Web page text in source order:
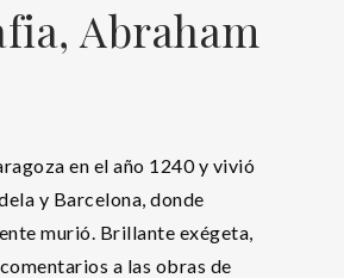
Abraham
en el año 1240 y vivió
y Barcelona, donde
murió. Brillante exégeta,
a las obras de